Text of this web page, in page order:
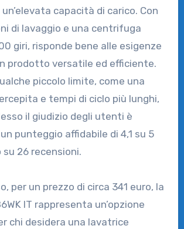
capacità di carico. Con
di lavaggio e una centrifuga
giri, risponde bene alle esigenze
prodotto versatile ed efficiente.
piccolo limite, come una
e tempi di ciclo più lunghi,
il giudizio degli utenti è
punteggio affidabile di 4,1 su 5
26 recensioni.
per un prezzo di circa 341 euro, la
IT rappresenta un’opzione
chi desidera una lavatrice